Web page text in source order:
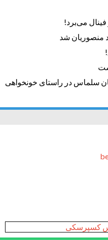
فینال می‌برد!
منصوریان شد
سلماس در راستای خونخواهی
کسپرسکی